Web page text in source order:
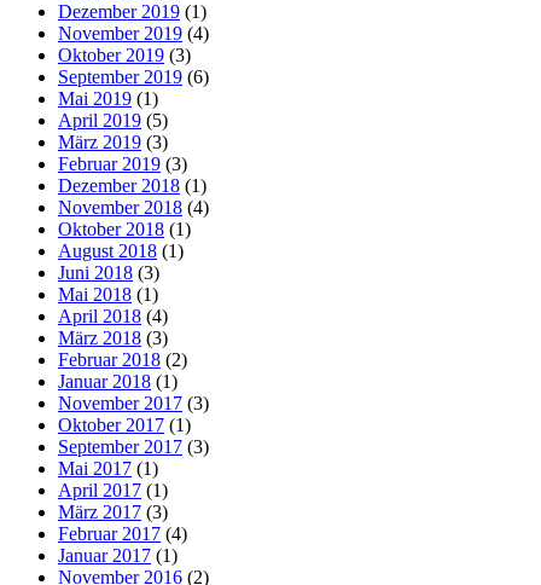
Dezember 2019 (1)
November 2019 (4)
Oktober 2019 (3)
September 2019 (6)
Mai 2019 (1)
April 2019 (5)
März 2019 (3)
Februar 2019 (3)
Dezember 2018 (1)
November 2018 (4)
Oktober 2018 (1)
August 2018 (1)
Juni 2018 (3)
Mai 2018 (1)
April 2018 (4)
März 2018 (3)
Februar 2018 (2)
Januar 2018 (1)
November 2017 (3)
Oktober 2017 (1)
September 2017 (3)
Mai 2017 (1)
April 2017 (1)
März 2017 (3)
Februar 2017 (4)
Januar 2017 (1)
November 2016 (2)